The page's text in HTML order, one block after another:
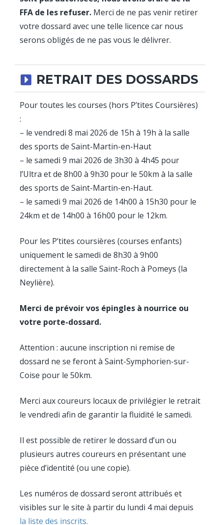
FFA de les refuser. Merci de ne pas venir retirer
votre dossard avec une telle licence car nous
serons obligés de ne pas vous le délivrer.
RETRAIT DES DOSSARDS
Pour toutes les courses (hors P’tites Coursières)
:
– le vendredi 8 mai 2026 de 15h à 19h à la salle
des sports de Saint-Martin-en-Haut
– le samedi 9 mai 2026 de 3h30 à 4h45 pour
l’Ultra et de 8h00 à 9h30 pour le 50km à la salle
des sports de Saint-Martin-en-Haut.
– le samedi 9 mai 2026 de 14h00 à 15h30 pour le
24km et de 14h00 à 16h00 pour le 12km.
Pour les P’tites coursières (courses enfants)
uniquement le samedi de 8h30 à 9h00
directement à la salle Saint-Roch à Pomeys (la
Neylière).
Merci de prévoir vos épingles à nourrice ou
votre porte-dossard.
Attention : aucune inscription ni remise de
dossard ne se feront à Saint-Symphorien-sur-
Coise pour le 50km.
Merci aux coureurs locaux de privilégier le retrait
le vendredi afin de garantir la fluidité le samedi.
Il est possible de retirer le dossard d’un ou
plusieurs autres coureurs en présentant une
pièce d’identité (ou une copie).
Les numéros de dossard seront attribués et
visibles sur le site à partir du lundi 4 mai depuis
la liste des inscrits.